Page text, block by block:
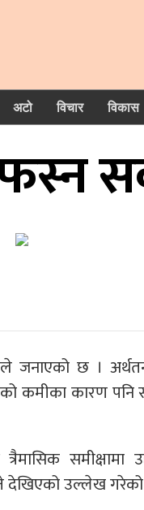
अटो विचार विकास
जनाएको छ ।
कमीका कारण
समीक्षामा
देखिएको उल्लेख गरेको